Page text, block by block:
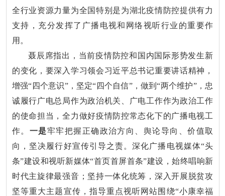
全行业资源力量为全国特别是为湖北疫情防控提供有力
支持，充分发挥了广播电视和网络视听行业的重要作
用。
聂辰席指出，当前疫情防控和国内国际形势发生新
的变化，要深入学习领会习近平总书记重要讲话精神，
增强“四个意识”，坚定“四个自信”，做到“两个维护”，忠
诚履行广电总局作为政治机关、广电工作作为政治工作
的使命担当，全力做好疫情防控常态化下的广播电视工
作。 一是牢牢把握正确政治方向、舆论导向、价值取
向，坚决履行好宣传引导之责。深化广播电视媒体“头
条”建设和视听新媒体“首页首屏首条”建设，始终唱响新
时代主旋律最强音；坚持一体化统筹，深入开展脱贫攻
坚等重大主题宣传，指导重点视听网站围绕“小康幸福